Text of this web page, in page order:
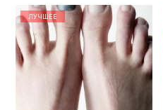
ЛУЧШЕЕ